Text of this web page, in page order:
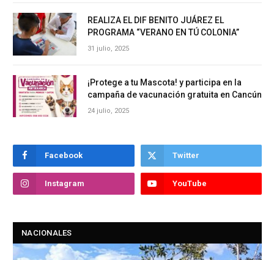
REALIZA EL DIF BENITO JUÁREZ EL
PROGRAMA “VERANO EN TÚ COLONIA”
31 julio, 2025
¡Protege a tu Mascota! y participa en la
campaña de vacunación gratuita en Cancún
24 julio, 2025
Facebook Twitter
Instagram YouTube
NACIONALES